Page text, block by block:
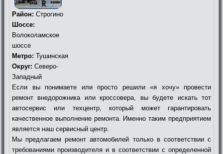
Район: Строгино
Шоссе:
Волоколамское
шоссе
Метро: Тушинская
Округ: Северо-
Западный
Если вы понимаете или просто решили «я хочу» провести
ремонт внедорожника или кроссовера, вы будете искать тот
автосервис или техцентр, который может гарантировать
качественное выполнение ремонта. Именно таким предприятием
является наш сервисный центр.
Мы предлагаем ремонт автомобилей только в соответствии с
требованиями производителя и в соответствии с определенной